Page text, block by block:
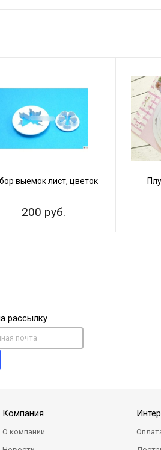
выемок лист, цветок
200 руб.
рассылку
Компания
О компании